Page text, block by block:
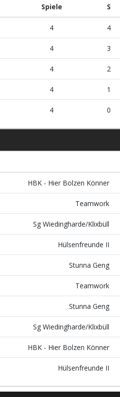
Spiele S
4 4
4 3
4 2
4 1
4 0
HBK - Hier Bolzen Könner
Teamwork
Sg Wiedingharde/Klixbüll
Hülsenfreunde II
Stunna Geng
Teamwork
Stunna Geng
Sg Wiedingharde/Klixbüll
HBK - Hier Bolzen Könner
Hülsenfreunde II